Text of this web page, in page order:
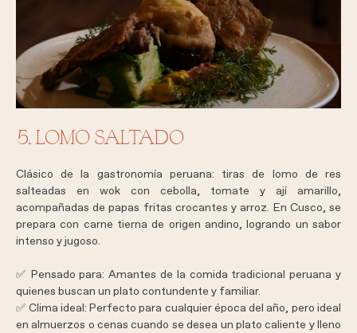
5. LOMO SALTADO
Clásico de la gastronomía peruana: tiras de lomo de res
salteadas en wok con cebolla, tomate y ají amarillo,
acompañadas de papas fritas crocantes y arroz. En Cusco, se
prepara con carne tierna de origen andino, logrando un sabor
intenso y jugoso.
✅ Pensado para: Amantes de la comida tradicional peruana y
quienes buscan un plato contundente y familiar.
✅ Clima ideal: Perfecto para cualquier época del año, pero ideal
en almuerzos o cenas cuando se desea un plato caliente y lleno